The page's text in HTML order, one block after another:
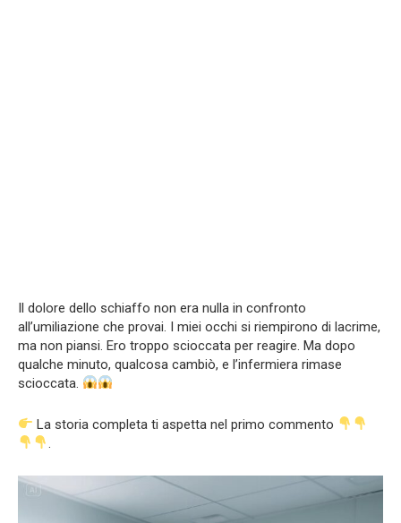
Il dolore dello schiaffo non era nulla in confronto
all’umiliazione che provai. I miei occhi si riempirono di lacrime,
ma non piansi. Ero troppo scioccata per reagire. Ma dopo
qualche minuto, qualcosa cambiò, e l’infermiera rimase
scioccata.
La storia completa ti aspetta nel primo commento
.